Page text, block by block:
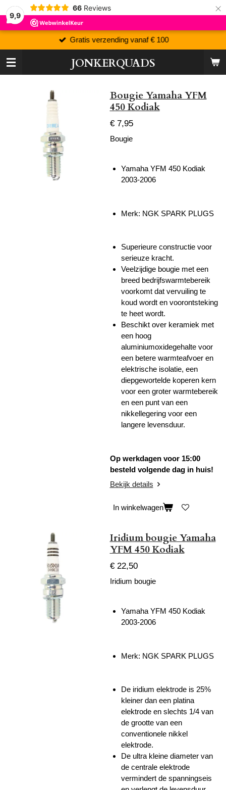
9,9
66 Reviews ×
JONKERQUADS
Gratis verzending vanaf € 100
Bougie Yamaha YFM
450 Kodiak
€ 7,95
Bougie
Yamaha YFM 450 Kodiak
2003-2006
Merk: NGK SPARK PLUGS
Superieure constructie voor
serieuze kracht.
Veelzijdige bougie met een
breed bedrijfswarmtebereik
voorkomt dat vervuiling te
koud wordt en voorontsteking
te heet wordt.
Beschikt over keramiek met
een hoog
aluminiumoxidegehalte voor
een betere warmteafvoer en
elektrische isolatie, een
diepgewortelde koperen kern
voor een groter warmtebereik
en een punt van een
nikkellegering voor een
langere levensduur.
Op werkdagen voor 15:00
besteld volgende dag in huis!
Bekijk details
In winkelwagen
Iridium bougie Yamaha
YFM 450 Kodiak
€ 22,50
Iridium bougie
Yamaha YFM 450 Kodiak
2003-2006
Merk: NGK SPARK PLUGS
De iridium elektrode is 25%
kleiner dan een platina
elektrode en slechts 1/4 van
de grootte van een
conventionele nikkel
elektrode.
De ultra kleine diameter van
de centrale elektrode
vermindert de spanningseis